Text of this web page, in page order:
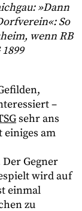
»Dann
So
wenn RB
–
sehr ans
einiges am
Gegner
wird auf
einmal
zu